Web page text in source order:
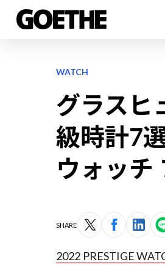
WATCH
グラスヒ
級時計7
ウォッチ
SHARE
2022 PRESTIGE